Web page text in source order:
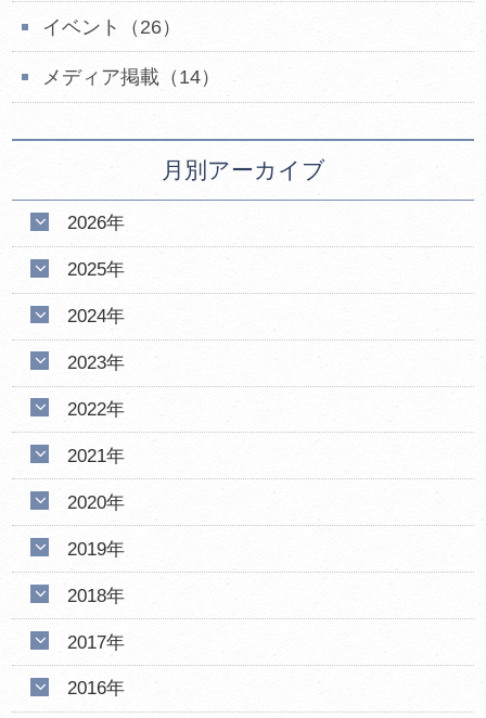
イベント（26）
メディア掲載（14）
月別アーカイブ
2026年
2025年
2024年
2023年
2022年
2021年
2020年
2019年
2018年
2017年
2016年